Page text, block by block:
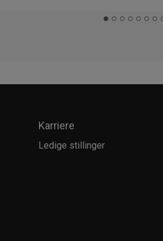
Karriere
Ledige stillinger